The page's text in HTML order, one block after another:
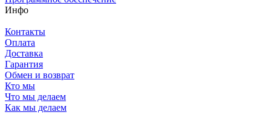
Инфо
Контакты
Оплата
Доставка
Гарантия
Обмен и возврат
Кто мы
Что мы делаем
Как мы делаем